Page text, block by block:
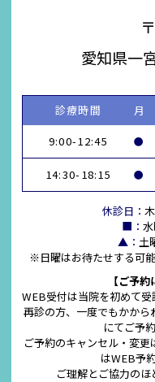
愛知県一
診療時間 月
9:00-12:45
●
14:30-18:15 ●
休診日：
■：
▲： 土
※日曜はお待たせする可
【ご予
WEB受付は当院を初めて受
再診の方、一度でもかか
にてご予
ご予約のキャンセル・変
はWEB予
ご理解とご協力のほ